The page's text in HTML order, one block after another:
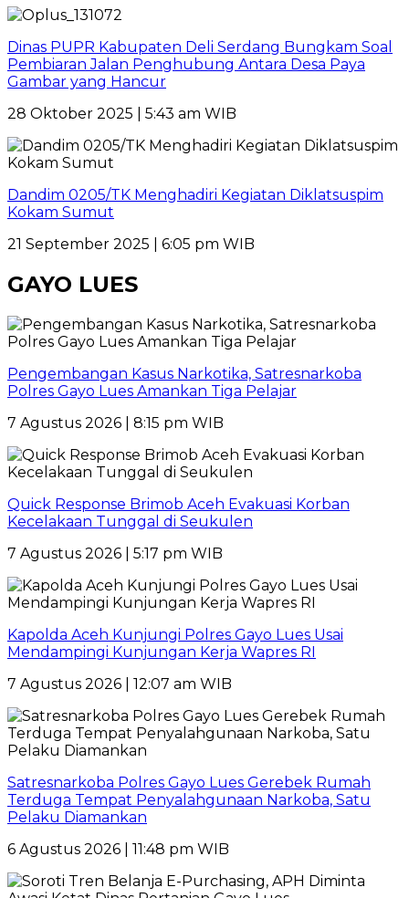
Dinas PUPR Kabupaten Deli Serdang Bungkam Soal
Pembiaran Jalan Penghubung Antara Desa Paya
Gambar yang Hancur
28 Oktober 2025 | 5:43 am WIB
Dandim 0205/TK Menghadiri Kegiatan Diklatsuspim
Kokam Sumut
21 September 2025 | 6:05 pm WIB
GAYO LUES
Pengembangan Kasus Narkotika, Satresnarkoba
Polres Gayo Lues Amankan Tiga Pelajar
7 Agustus 2026 | 8:15 pm WIB
Quick Response Brimob Aceh Evakuasi Korban
Kecelakaan Tunggal di Seukulen
7 Agustus 2026 | 5:17 pm WIB
Kapolda Aceh Kunjungi Polres Gayo Lues Usai
Mendampingi Kunjungan Kerja Wapres RI
7 Agustus 2026 | 12:07 am WIB
Satresnarkoba Polres Gayo Lues Gerebek Rumah
Terduga Tempat Penyalahgunaan Narkoba, Satu
Pelaku Diamankan
6 Agustus 2026 | 11:48 pm WIB